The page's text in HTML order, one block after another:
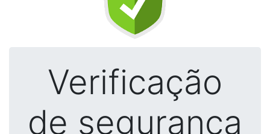
Verificação
de segurança